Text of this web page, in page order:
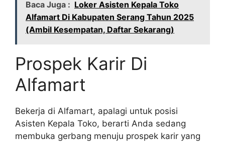
Baca Juga : Loker Asisten Kepala Toko
Alfamart Di Kabupaten Serang Tahun 2025
(Ambil Kesempatan, Daftar Sekarang)
Prospek Karir Di
Alfamart
Bekerja di Alfamart, apalagi untuk posisi
Asisten Kepala Toko, berarti Anda sedang
membuka gerbang menuju prospek karir yang